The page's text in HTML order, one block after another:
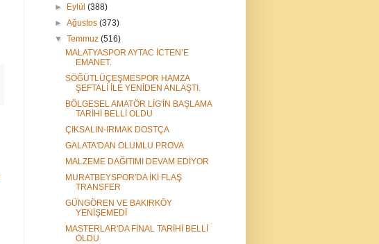
►
Eylül(388)
►Ağustos(373)
▼Temmuz(516)
MALATYASPOR AYTAC İCTEN’E
EMANET.
SÖĞÜTLÜÇEŞMESPOR HAMZA
ŞEFTALİ İLE YENİDEN ANLAŞTI.
BÖLGESEL AMATÖR LİG'İN BAŞLAMA
TARİHİ BELLİ OLDU
ÇIKSALIN-IRMAK DOSTÇA
GALATA'DAN OLUMLU PROVA
MALZEME DAĞITIMI DEVAM EDİYOR
MURATBEYSPOR'DA İKİ FLAŞ
TRANSFER
GÜNGÖREN VE BAKIRKÖY
YENİŞEMEDİ
MASTERLAR'DA FİNAL TARİHİ BELLİ
OLDU